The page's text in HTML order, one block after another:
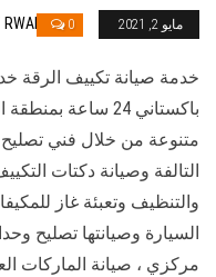
مايو 2, 2021 0
RWAN
خدمة صيانة تكييف الرقة
باكستاني 24 ساعة
متنوعة من خلال فني
التالفة وصيانة دكتات
والتنظيف وتعبئة غاز
السيارة وصيانتها تصليح
مركزي ، صيانة الماركات